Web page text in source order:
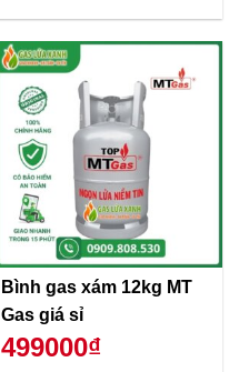
Bình gas xám 12kg MT
Gas giá sỉ
499000₫